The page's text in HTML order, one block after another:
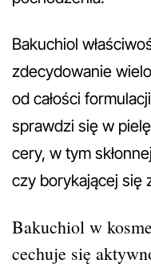
Bakuchiol
zdecydowanie
od całości
sprawdzi się w
cery, w tym
czy borykającej się
Bakuchiol w
cechuje się